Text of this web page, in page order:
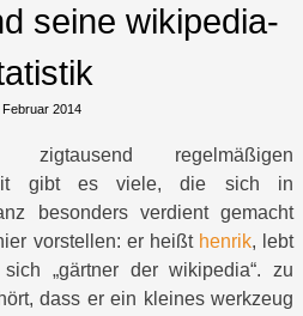
seine wikipedia-
Februar 2014
regelmäßigen
gibt es viele, die sich in
besonders verdient gemacht
vorstellen: er heißt henrik, lebt
„gärtner der wikipedia“. zu
dass er ein kleines werkzeug